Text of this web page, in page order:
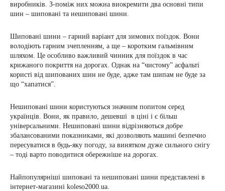
виробників. З-поміж них можна виокремити два основні типи
шин – шиповані та нешиповані шини.
Шиповані шини – гарний варіант для зимових поїздок. Вони
володіють гарним зчепленням, а ще – коротким гальмівним
шляхом. Це особливо важливий чинник для поїздок в час
крижаного покриття на дорогах. Однак на “чистому” асфальті
користі від шипованих шин не буде, адже там шипам не буде за
що “хапатися”.
Нешиповані шини користуються значним попитом серед
українців. Вони, як правило, дешевші в ціні і є більш
універсальними. Нешиповані шини відрізняються добре
збалансованими показниками, які дозволяють машині безпечно
пересуватися в будь-яку погоду, за винятком дуже сильного снігу
– тоді варто поводитися обережніше на дорогах.
Найпопулярніші шиповані та нешиповані шини представлені в
інтернет-магазині koleso2000.ua.